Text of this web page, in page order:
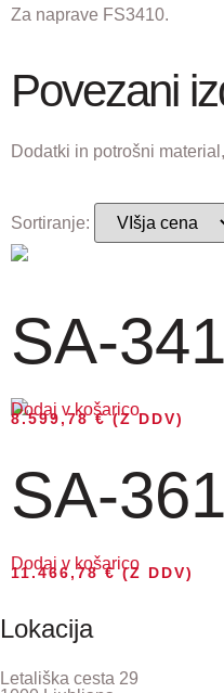
Za naprave FS3410.
Povezani
Dodatki in potrošni
Sortiranje:
SA-
8.599,78€(Z DDV)
Dodaj v košarico
SA-
11.466,78€(Z DDV)
Dodaj v košarico
Lokacija
Letališka cesta 29